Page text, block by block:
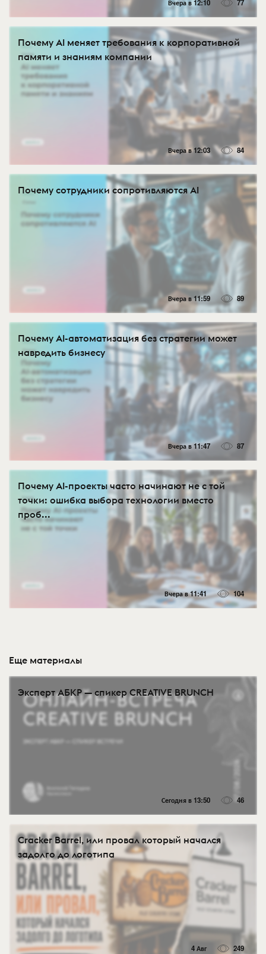
Вчера в 12:10 77
Почему AI меняет требования к корпоративной
памяти и знаниям компании
Вчера в 12:03 84
Почему сотрудники сопротивляются AI
Вчера в 11:59 89
Почему AI-автоматизация без стратегии может
навредить бизнесу
Вчера в 11:47 87
Почему AI-проекты часто начинают не с той
точки: ошибка выбора технологии вместо
проб...
Вчера в 11:41 104
Еще материалы
Эксперт АБКР — спикер CREATIVE BRUNCH
Сегодня в 13:50 46
Cracker Barrel, или провал который начался
задолго до логотипа
4 Авг 249